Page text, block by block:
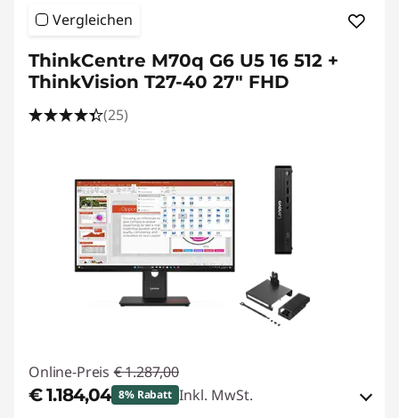
Vergleichen
ThinkCentre M70q G6 U5 16 512 +
ThinkVision T27-40 27" FHD
(25)
Online-Preis € 1.287,00
€ 1.184,04 8% Rabatt Inkl. MwSt.